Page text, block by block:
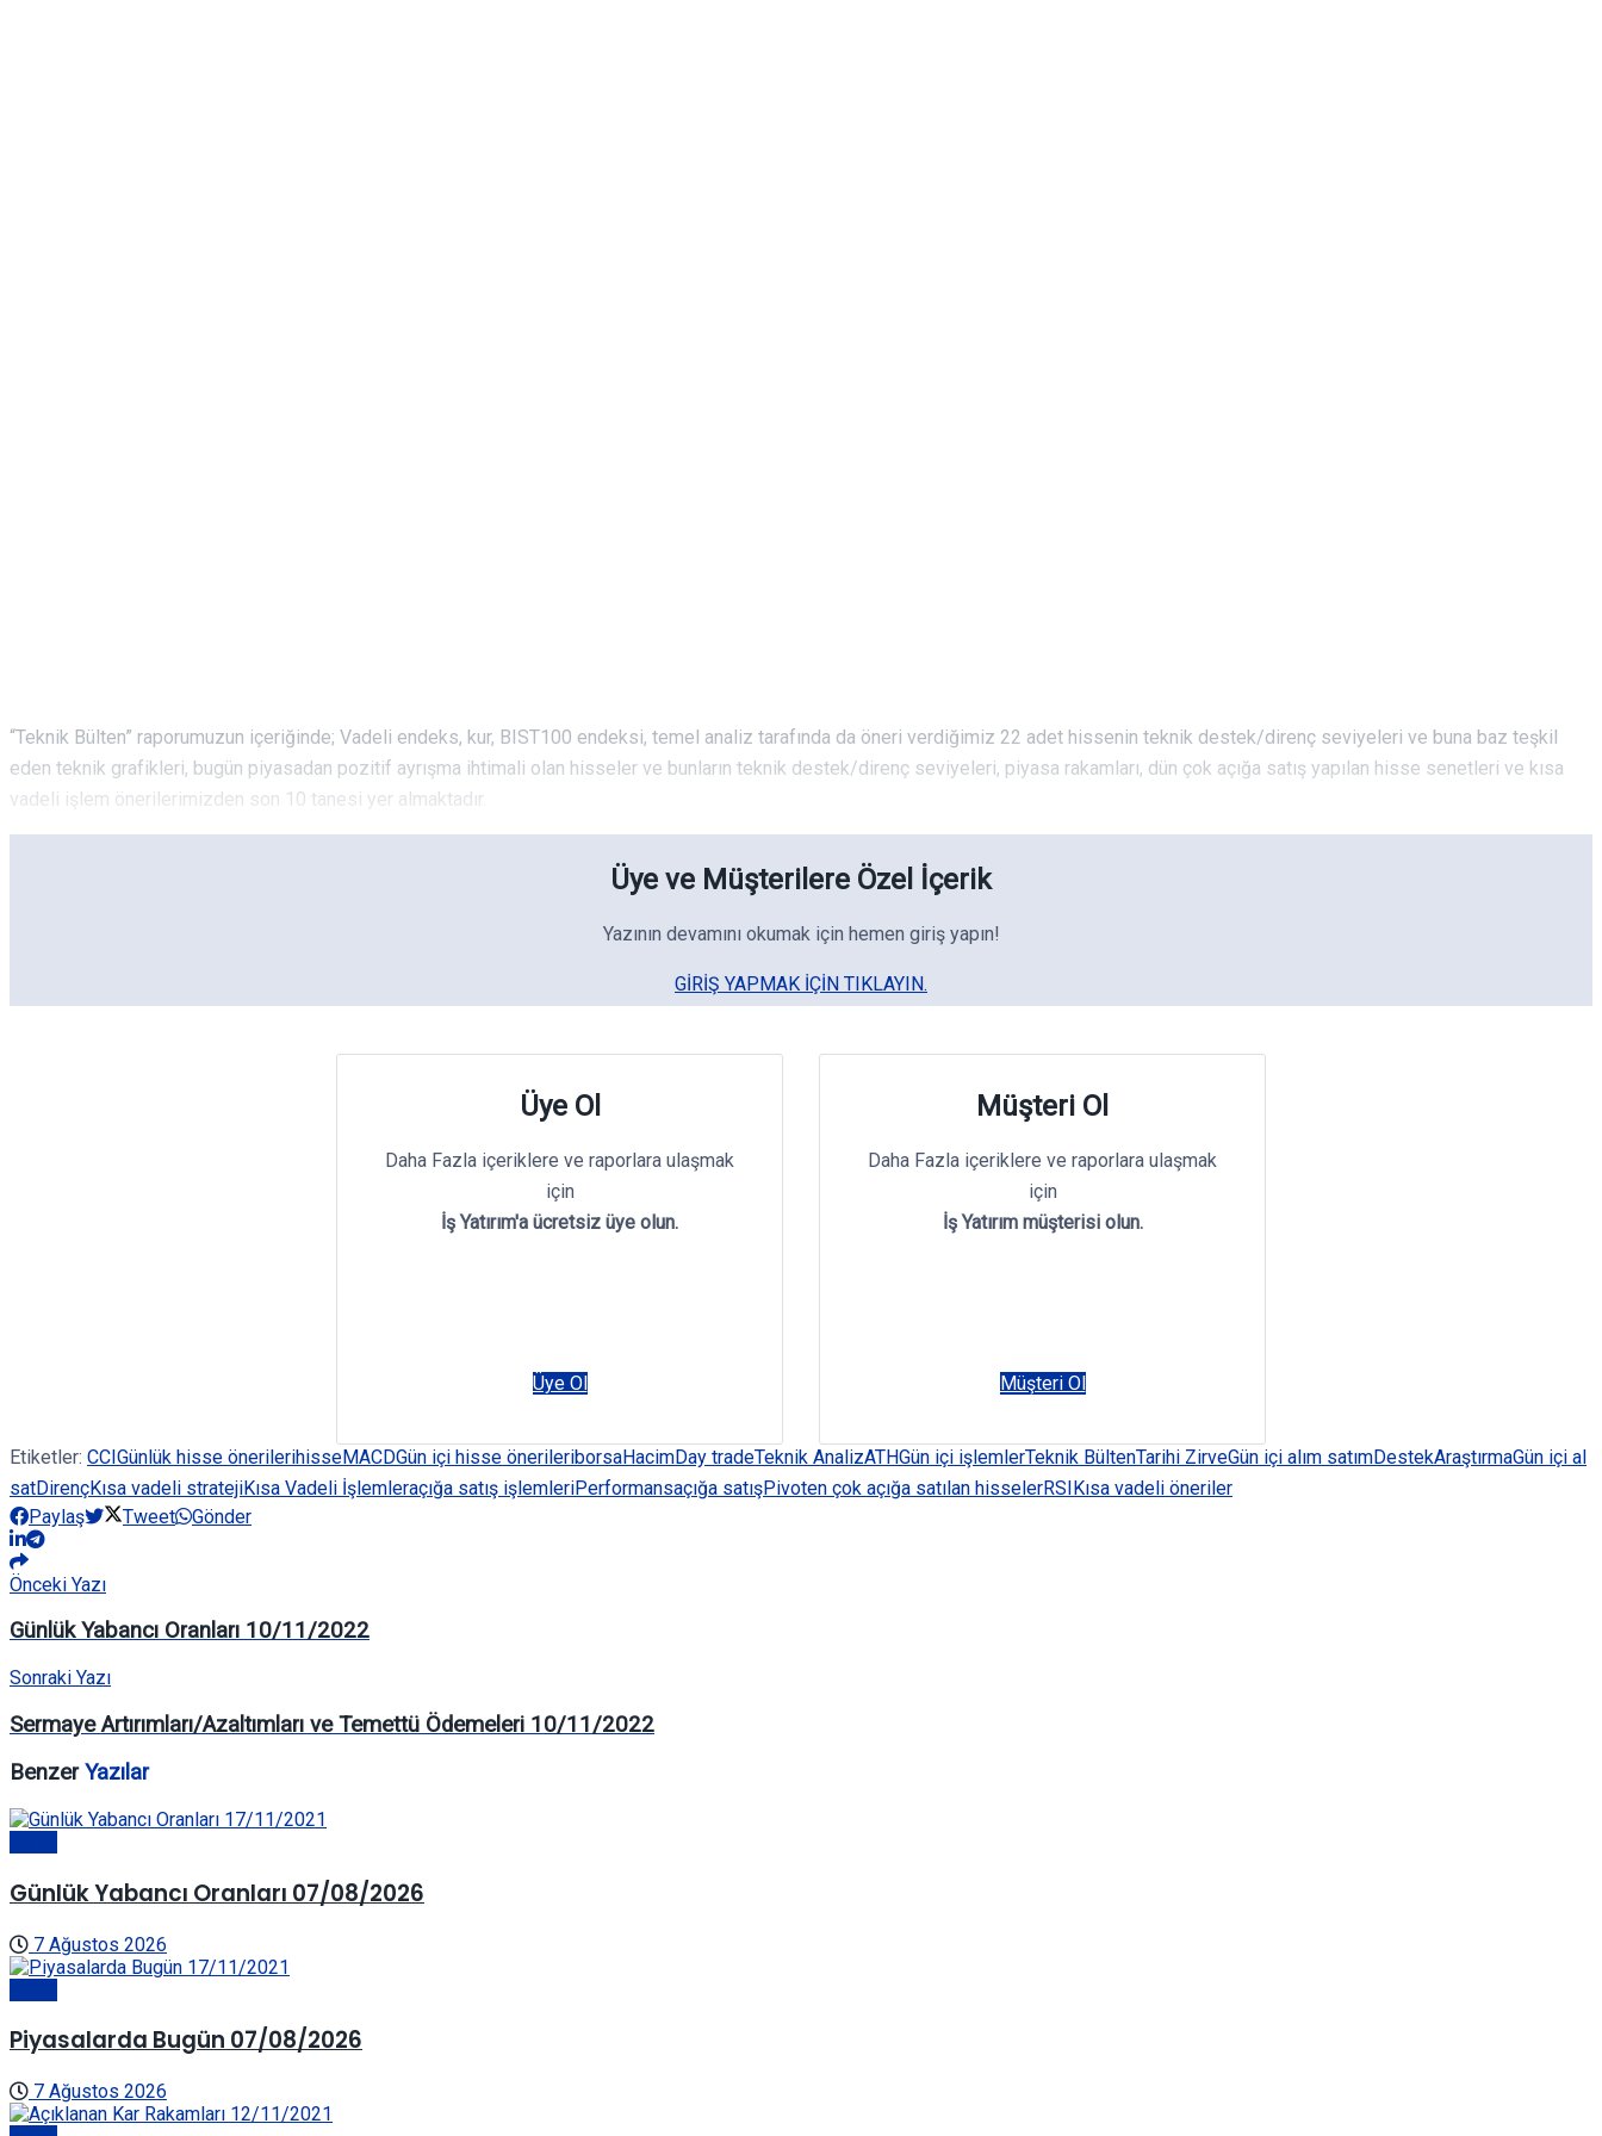
“Teknik Bülten” raporumuzun içeriğinde; Vadeli endeks, kur, BIST100 endeksi, temel analiz tarafında da öneri verdiğimiz 22 adet hissenin teknik destek/direnç seviyeleri ve buna baz teşkil
eden teknik grafikleri, bugün piyasadan pozitif ayrışma ihtimali olan hisseler ve bunların teknik destek/direnç seviyeleri, piyasa rakamları, dün çok açığa satış yapılan hisse senetleri ve kısa
vadeli işlem önerilerimizden son 10 tanesi yer almaktadır.
Üye ve Müşterilere Özel İçerik
Yazının devamını okumak için hemen giriş yapın!
GIRIŞ YAPMAK IÇIN TIKLAYIN.
Üye Ol
Daha Fazla içeriklere ve raporlara ulaşmak
için
İş Yatırım'a ücretsiz üye olun.
Üye Ol
Müşteri Ol
Daha Fazla içeriklere ve raporlara ulaşmak
için
İş Yatırım müşterisi olun.
Müşteri Ol
Etiketler: CCIGünlük hisse önerilerihisseMACDGün içi hisse önerileriborsaHacimDay tradeTeknik AnalizATHGün içi işlemlerTeknik BültenTarihi ZirveGün içi alım satımDestekAraştırmaGün içi al
satDirençKısa vadeli stratejiKısa Vadeli İşlemleraçığa satış işlemleriPerformansaçığa satışPivoten çok açığa satılan hisselerRSIKısa vadeli öneriler
Paylaş
Tweet Gönder
Önceki Yazı
Günlük Yabancı Oranları 10/11/2022
Sonraki Yazı
Sermaye Artırımları/Azaltımları ve Temettü Ödemeleri 10/11/2022
BenzerYazılar
Günlük Yabancı Oranları 07/08/2026
7 Ağustos 2026
Piyasalarda Bugün 07/08/2026
7 Ağustos 2026